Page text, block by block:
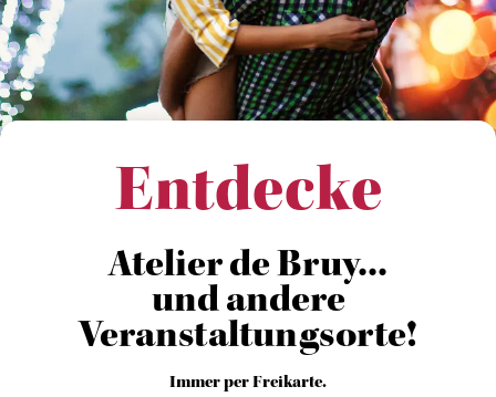
Entdecke
Atelier de Bruy...
und andere
Veranstaltungsorte!
Immer per Freikarte.